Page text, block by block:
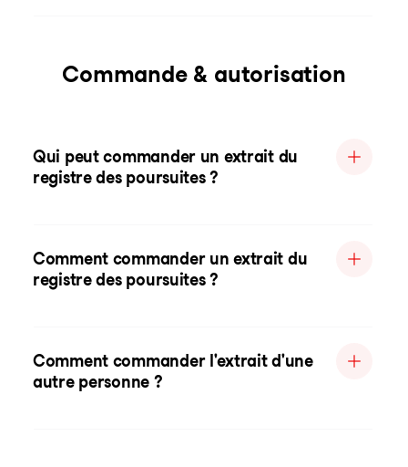
Commande & autorisation
Qui peut commander un extrait du
registre des poursuites ?
Comment commander un extrait du
registre des poursuites ?
Comment commander l'extrait d'une
autre personne ?